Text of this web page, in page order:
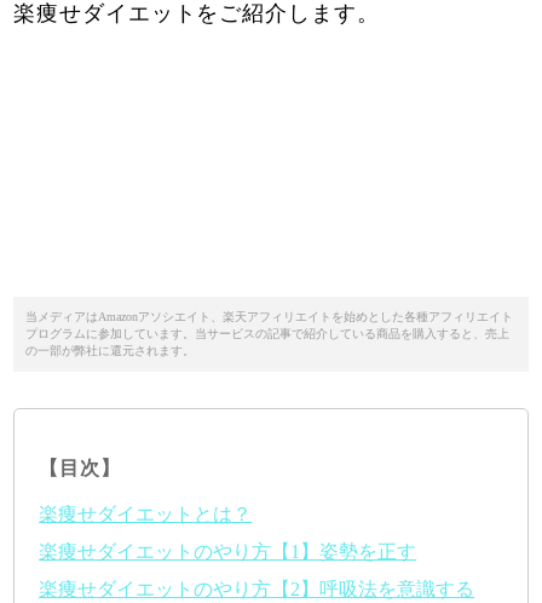
楽痩せダイエットをご紹介します。
当メディアはAmazonアソシエイト、楽天アフィリエイトを始めとした各種アフィリエイト
プログラムに参加しています。当サービスの記事で紹介している商品を購入すると、売上
の一部が弊社に還元されます。
【目次】
楽痩せダイエットとは？
楽痩せダイエットのやり方【1】姿勢を正す
楽痩せダイエットのやり方【2】呼吸法を意識する